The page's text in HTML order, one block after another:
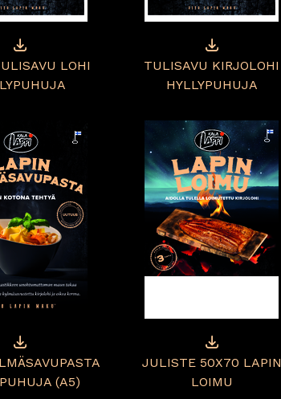
LOHI
TULISAVU KIRJOLOHI
HYLLYPUHUJA
(A5)
JULISTE 50X70 LAPIN
LOIMU